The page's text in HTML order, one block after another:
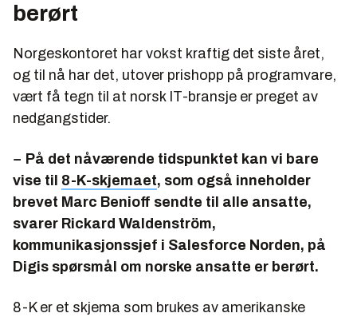
berørt
Norgeskontoret har vokst kraftig det siste året,
og til nå har det, utover prishopp på programvare,
vært få tegn til at norsk IT-bransje er preget av
nedgangstider.
− På det nåværende tidspunktet kan vi bare
vise til 8-K-skjemaet, som også inneholder
brevet Marc Benioff sendte til alle ansatte,
svarer Rickard Waldenström,
kommunikasjonssjef i Salesforce Norden, på
Digis spørsmål om norske ansatte er berørt.
8-K er et skjema som brukes av amerikanske